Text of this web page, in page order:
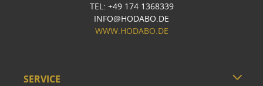
TEL: +49 174 1368339
INFO@HODABO.DE
WWW.HODABO.DE
SERVICE